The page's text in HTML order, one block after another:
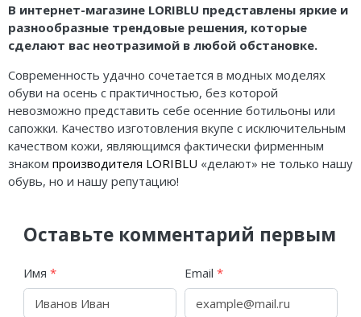
В интернет-магазине LORIBLU представлены яркие и
разнообразные трендовые решения, которые
сделают вас неотразимой в любой обстановке.
Современность удачно сочетается в модных моделях
обуви на осень с практичностью, без которой
невозможно представить себе осенние ботильоны или
сапожки. Качество изготовления вкупе с исключительным
качеством кожи, являющимся фактически фирменным
знаком производителя LORIBLU «делают» не только нашу
обувь, но и нашу репутацию!
Оставьте комментарий первым
Имя * Email *